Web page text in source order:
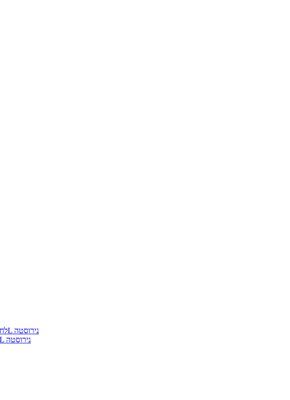
פארקר 68PLS-8-8-pk10 Prestolok PLS לחץ כדי להתחבר הולם, צינור לצינור, לחץ כדי להתחבר זכר צינור מחבר, 1/2, 1/2, 316L נירוסטה